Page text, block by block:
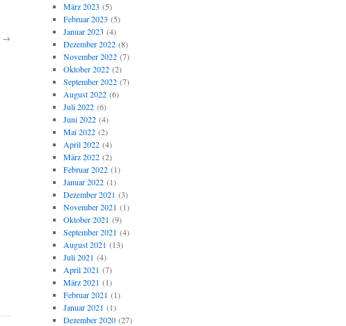
→
März 2023 (5)
Februar 2023 (5)
Januar 2023 (4)
Dezember 2022(8)
November 2022(7)
Oktober 2022(2)
September 2022(7)
August 2022(6)
Juli 2022(6)
Juni 2022(4)
Mai 2022(2)
April 2022(4)
März 2022(2)
Februar 2022(1)
Januar 2022(1)
Dezember 2021 (3)
November 2021 (1)
Oktober 2021 (9)
September 2021 (4)
August 2021 (13)
Juli 2021 (4)
April 2021 (7)
März 2021 (1)
Februar 2021 (1)
Januar 2021 (1)
Dezember 2020(27)